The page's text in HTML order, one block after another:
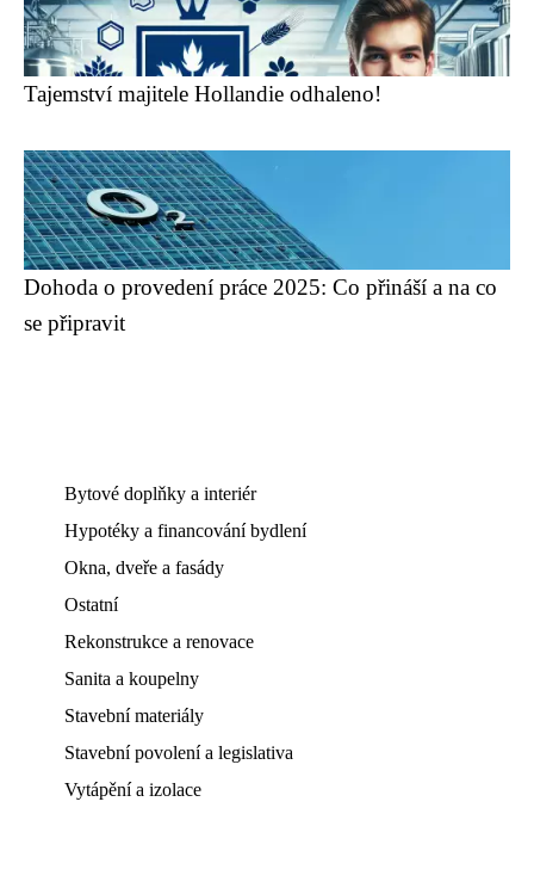
Tajemství majitele Hollandie odhaleno!
Dohoda o provedení práce 2025: Co přináší a na co
se připravit
Bytové doplňky a interiér
Hypotéky a financování bydlení
Okna, dveře a fasády
Ostatní
Rekonstrukce a renovace
Sanita a koupelny
Stavební materiály
Stavební povolení a legislativa
Vytápění a izolace